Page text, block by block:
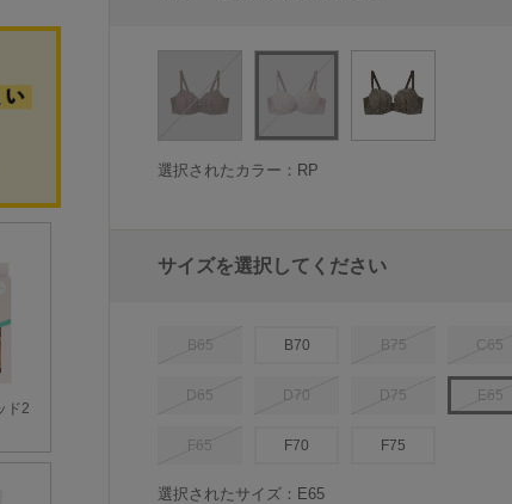
選択されたカラー：RP
サイズを選択してください
B65 B70 B75 C65
D65 D70 D75 E65
F65 F70 F75
選択されたサイズ：E65